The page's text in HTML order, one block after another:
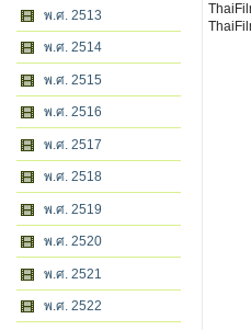
พ.ศ. 2513
พ.ศ. 2514
พ.ศ. 2515
พ.ศ. 2516
พ.ศ. 2517
พ.ศ. 2518
พ.ศ. 2519
พ.ศ. 2520
พ.ศ. 2521
พ.ศ. 2522